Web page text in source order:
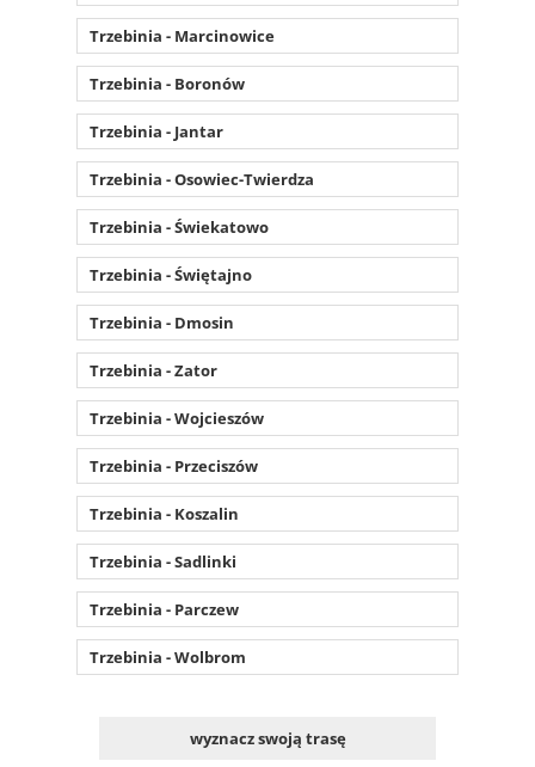
Trzebinia - Marcinowice
Trzebinia - Boronów
Trzebinia - Jantar
Trzebinia - Osowiec-Twierdza
Trzebinia - Świekatowo
Trzebinia - Świętajno
Trzebinia - Dmosin
Trzebinia - Zator
Trzebinia - Wojcieszów
Trzebinia - Przeciszów
Trzebinia - Koszalin
Trzebinia - Sadlinki
Trzebinia - Parczew
Trzebinia - Wolbrom
wyznacz swoją trasę